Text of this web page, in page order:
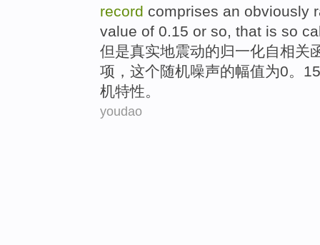
record comprises an obviously
value of 0.15 or so that is so
但是真实地震动的归一化自相关
项，这个随机噪声的幅值为0。15
机特性。
youdao